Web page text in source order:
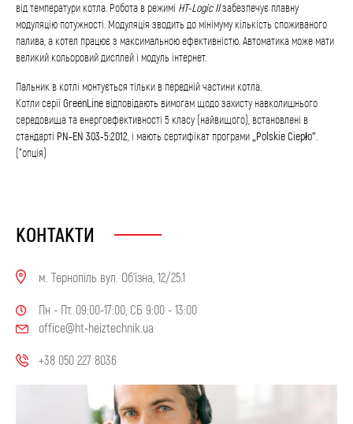
від температури котла. Робота в режимі HT-Logic IIзабезпечує плавну
модуляцію потужності. Модуляція зводить до мінімуму кількість споживаного
палива, а котел працює з максимальною ефективністю. Автоматика може мати
великий кольоровий дисплей і модуль інтернет.
Пальник в котлі монтується тільки в передній частини котла.
Котли серіїGreenLine відповідають вимогам щодо захисту навколишнього
середовища та енергоефективності 5 класу (найвищого), встановлені в
стандарті PN-EN 303-5:2012 , і мають сертифікат програми „Polskie Ciepło”.
(*опція)
КОНТАКТИ
м. Тернопіль вул. Об'їзна, 12/25.1
Пн - Пт. 09:00-17:00, СБ 9:00 - 13:00
office@ht-heiztechnik.ua
+38 050 227 8036